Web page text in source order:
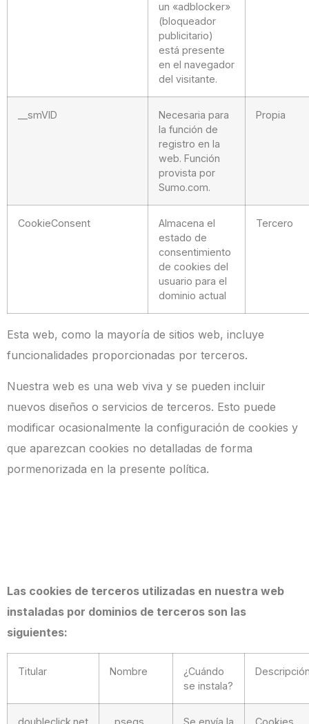
un «adblocker»
(bloqueador
publicitario)
está presente
en el navegador
del visitante.
__smVID
Necesaria para
la función de
registro en la
web. Función
provista por
Sumo.com.
Propia
CookieConsent
Almacena el
estado de
consentimiento
de cookies del
usuario para el
dominio actual
Tercero
Esta web, como la mayoría de sitios web, incluye
funcionalidades proporcionadas por terceros.
Nuestra web es una web viva y se pueden incluir
nuevos diseños o servicios de terceros. Esto puede
modificar ocasionalmente la configuración de cookies y
que aparezcan cookies no detalladas de forma
pormenorizada en la presente política.
Las cookies de terceros utilizadas en nuestra web
instaladas por dominios de terceros son las
siguientes:
Titular Nombre
¿Cuándo
se instala?
doubleclick.net _psegs Se envía la Cookies